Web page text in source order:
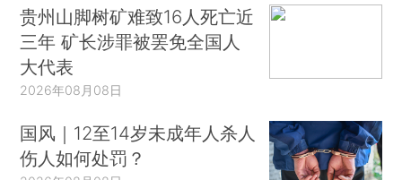
贵州山脚树矿难致16人死亡近
三年 矿长涉罪被罢免全国人
大代表
2026年08月08日
国风｜12至14岁未成年人杀人
伤人如何处罚？